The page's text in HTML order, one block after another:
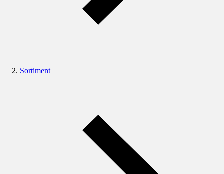
Sortiment